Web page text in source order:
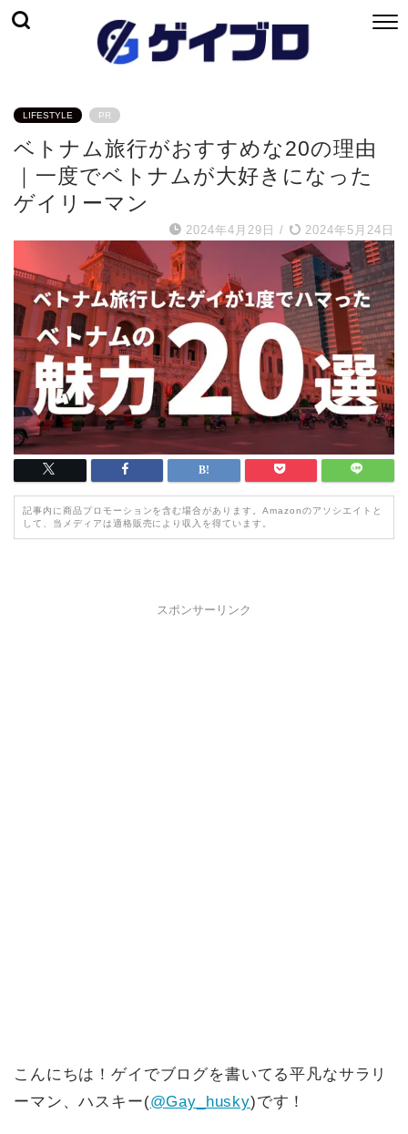
LIFESTYLE PR
ベトナム旅行がおすすめな20の理由
｜一度でベトナムが大好きになった
ゲイリーマン
2024年4月29日 / 2024年5月24日
記事内に商品プロモーションを含む場合があります。Amazonのアソシエイトと
して、当メディアは適格販売により収入を得ています。
スポンサーリンク
こんにちは！ゲイでブログを書いてる平凡なサラリ
ーマン、ハスキー(@Gay_husky)です！